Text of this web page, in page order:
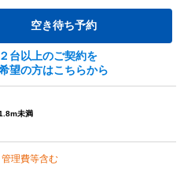
空き待ち予約
２台以上のご契約を
望の方はこちらから
未満
管理費等含む